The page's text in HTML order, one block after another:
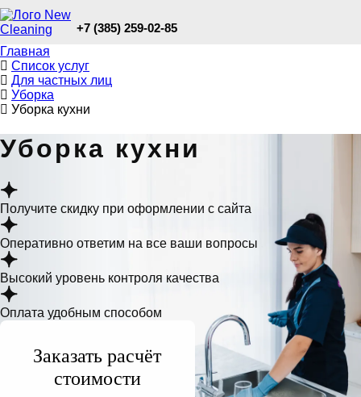
+7 (385) 259-02-85
Главная
Список услуг
Для частных лиц
Уборка
Уборка кухни
Уборка кухни
Получите скидку при оформлении с сайта
Оперативно ответим на все ваши вопросы
Высокий уровень контроля качества
Оплата удобным способом
Заказать расчёт
стоимости